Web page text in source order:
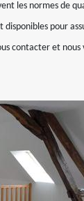
les normes de
disponibles pour
contacter et nous